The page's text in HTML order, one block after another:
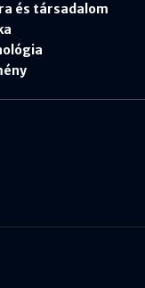
és társadalom